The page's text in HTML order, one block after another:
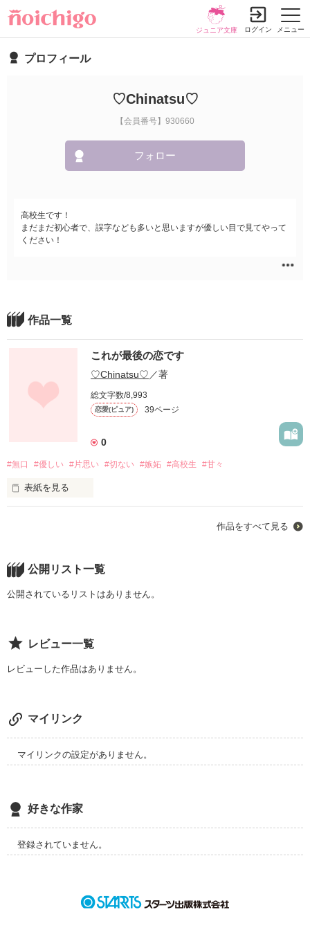
メニュー
ジュニア文庫 ログイン
プロフィール
♡Chinatsu♡
【会員番号】930660
フォロー
高校生です！
まだまだ初心者で、誤字なども多いと思いますが優しい目で見てやって
ください！
作品一覧
これが最後の恋です
♡Chinatsu♡ ／著
総文字数/8,993
恋愛(ピュア) 39ページ
0
#無口 #優しい #片思い #切ない #嫉妬 #高校生 #甘々
表紙を見る
シャイで人見知りな男の子
あの人と重ねてキュンキュンできる
作品をすべて見る
公開リスト一覧
公開されているリストはありません。
レビュー一覧
レビューした作品はありません。
マイリンク
マイリンクの設定がありません。
好きな作家
登録されていません。